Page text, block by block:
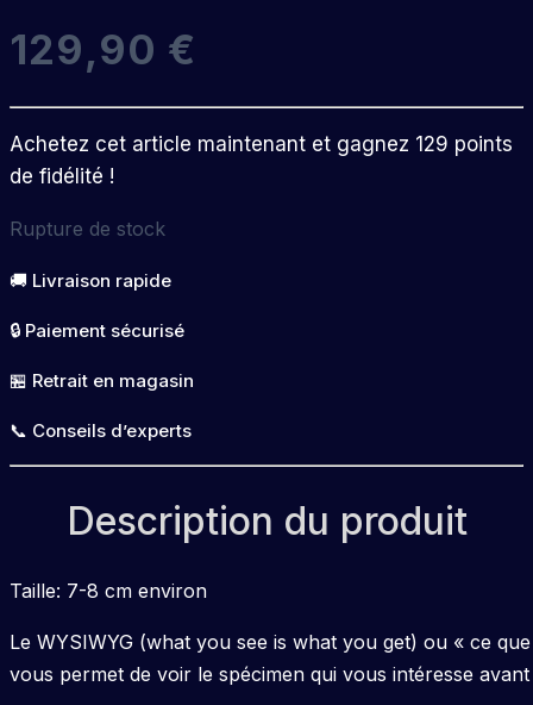
129,90 €
Achetez cet article maintenant et gagnez 129 points
de fidélité !
Rupture de stock
🚚 Livraison rapide
🔒 Paiement sécurisé
🏪 Retrait en magasin
📞 Conseils d’experts
Description du produit
Taille: 7-8 cm environ
Le WYSIWYG (what you see is what you get) ou « ce
vous permet de voir le spécimen qui vous intéresse